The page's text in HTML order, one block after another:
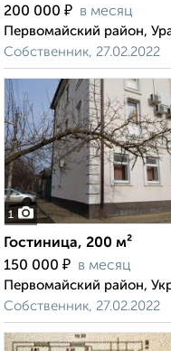
200 000 ₽ в месяц
Первомайский район,
Собственник, 27.02.2022
1
Гостиница, 200 м²
150 000 ₽ в месяц
Первомайский район,
Собственник, 27.02.2022